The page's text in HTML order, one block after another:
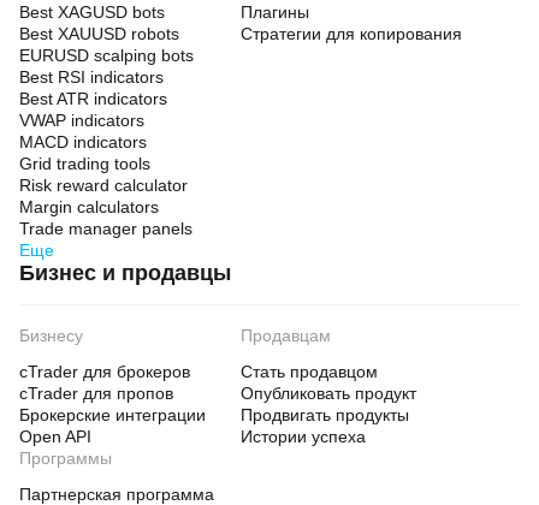
Best XAGUSD bots
Best XAUUSD robots
EURUSD scalping bots
Best RSI indicators
Best ATR indicators
VWAP indicators
MACD indicators
Grid trading tools
Risk reward calculator
Margin calculators
Trade manager panels
Еще
Плагины
Стратегии для копирования
Бизнес и продавцы
Бизнесу
cTrader для брокеров
cTrader для пропов
Брокерские интеграции
Open API
Продавцам
Стать продавцом
Опубликовать продукт
Продвигать продукты
Истории успеха
Программы
Партнерская программа